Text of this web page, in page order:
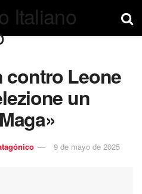
contro Leone
un
9 de mayo de 2025